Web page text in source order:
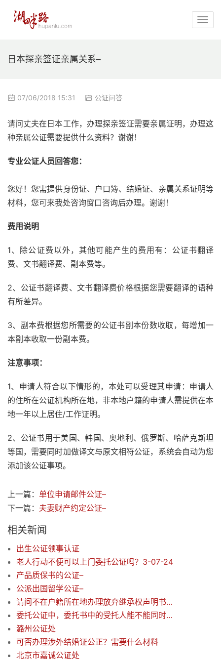
日本探亲签证亲属关系–
07/06/2018 15:31 公证问答
请问丈夫在日本工作，办理探亲签证需要亲属证明，办理这
种亲属公证需要提供什么资料？谢谢！
专业公证人员回答您：
您好！您需提供身份证、户口簿、结婚证、亲属关系证明等
材料，您可来我处咨询窗口咨询后办理。谢谢！
费用说明
1、除公证费以外，其他可能产生的费用有：公证书翻译
费、文书翻译费、副本费等。
2、公证书翻译费、文书翻译费价格根据您需要翻译的语种
有所差异。
3、副本费根据您所需要的公证书副本份数收取，每增加一
本副本收取一份副本费。
注意事项：
1、申请人符合以下情形的，本处可以受理其申请：申请人
的住所在公证机构所在地，非本地户籍的申请人需提供在本
地一年以上居住/工作证明。
2、公证书用于美国、韩国、奥地利、俄罗斯、哈萨克斯坦
等国，需要同时加做译文与原文相符公证，系统会自动为您
添加该公证事项。
上一篇： 单位申请邮件公证–
下一篇： 夫妻财产约定公证–
相关新闻
出生公证领事认证
老人行动不便可以上门委托公证吗？3-07-24
产品质保书的公证–
公派出国留学公证–
请问不在户籍所在地办理放弃继承权声明书公证需要提供所有相关文件的原件吗？
委托公证中，委托书中的受托人能不能同时写多个呢？
潞州公证处
可否办理涉外结婚证公正？需要什么材料
北京市嘉诚公证处